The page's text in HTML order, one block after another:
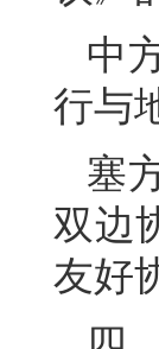
中
行与
塞
双边
友好